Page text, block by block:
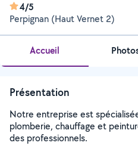
4/5
Perpignan (Haut Vernet 2)
Accueil
Présentation
Notre entreprise est
plomberie, chauffage et
des professionnels.